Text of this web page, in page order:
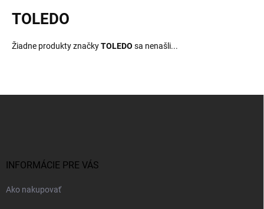
TOLEDO
Žiadne produkty značkyTOLEDO sa nenašli...
INFORMÁCIE PRE VÁS
Ako nakupovať